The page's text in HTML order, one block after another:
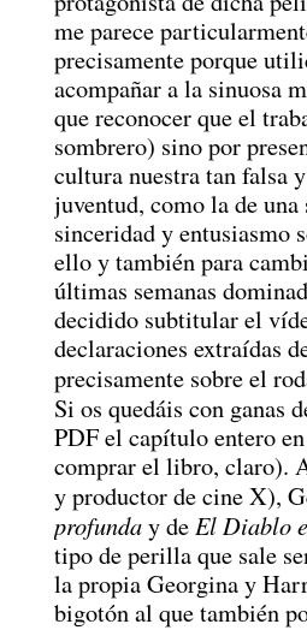
me parece
precisamente porque
acompañar a la sinuosa
que reconocer que el
sombrero) sino por
cultura nuestra tan falsa
juventud, como la de una
sinceridad y entusiasmo
ello y también para
últimas semanas
decidido subtitular el
declaraciones extraídas
precisamente sobre el
Si os quedáis con ganas
PDF el capítulo entero
comprar el libro, claro).
y productor de cine X),
profunday de El Diablo
tipo de perilla que sale
la propia Georgina y
bigotón al que también